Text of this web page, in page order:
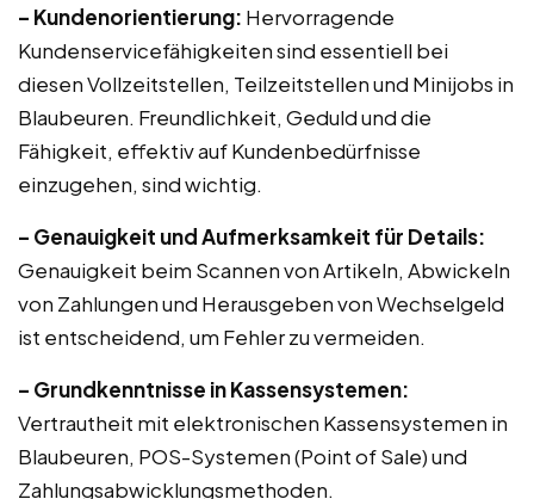
– Kundenorientierung: Hervorragende
Kundenservicefähigkeiten sind essentiell bei
diesen Vollzeitstellen, Teilzeitstellen und Minijobs in
Blaubeuren. Freundlichkeit, Geduld und die
Fähigkeit, effektiv auf Kundenbedürfnisse
einzugehen, sind wichtig.
– Genauigkeit und Aufmerksamkeit für Details:
Genauigkeit beim Scannen von Artikeln, Abwickeln
von Zahlungen und Herausgeben von Wechselgeld
ist entscheidend, um Fehler zu vermeiden.
– Grundkenntnisse in Kassensystemen:
Vertrautheit mit elektronischen Kassensystemen in
Blaubeuren, POS-Systemen (Point of Sale) und
Zahlungsabwicklungsmethoden.